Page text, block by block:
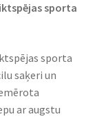
sporta
sporta
saķeri un
ar augstu